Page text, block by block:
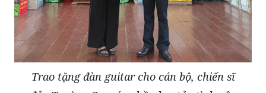
Trao tặng đàn guitar cho cán bộ, chiến sĩ